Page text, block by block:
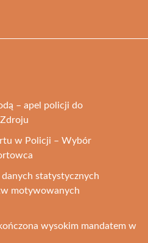
– apel policji do
w Policji – Wybór
statystycznych
motywowanych
wysokim mandatem w